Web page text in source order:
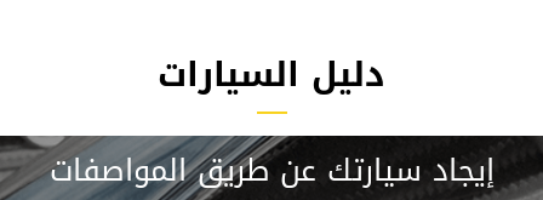
دليل السيارات
إيجاد سيارتك عن طريق المواصفات